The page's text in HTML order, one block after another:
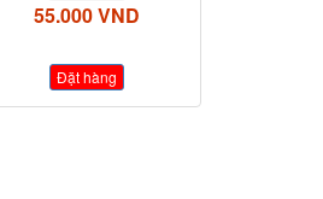
55.000 VND
Đặt hàng